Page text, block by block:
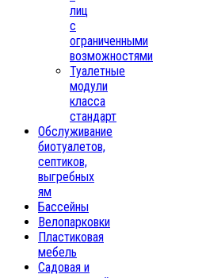
лиц
с
ограниченными
возможностями
Туалетные
модули
класса
стандарт
Обслуживание
биотуалетов,
септиков,
выгребных
ям
Бассейны
Велопарковки
Пластиковая
мебель
Садовая и